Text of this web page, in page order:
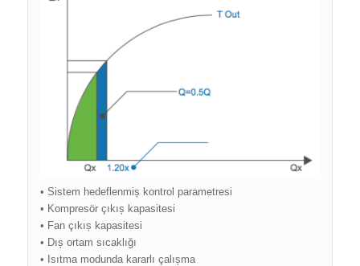
• Sistem hedeflenmiș kontrol parametresi
• Kompresör çıkıș kapasitesi
• Fan çıkıș kapasitesi
• Dıș ortam sıcaklığı
• Isıtma modunda kararlı çalıșma